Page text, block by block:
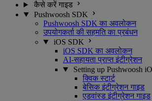
कैसे करें गाइड
Pushwoosh SDK
Pushwoosh SDK का अवलोकन
उपयोगकर्ता की सहमति का प्रबंधन
iOS SDK
iOS SDK का अवलोकन
AI-सहायता प्राप्त इंटीग्रेशन
Setting up Pushwoosh
क्विक स्टार्ट
बेसिक इंटीग्रेशन गाइड
एडवांस्ड इंटीग्रेशन गाइड